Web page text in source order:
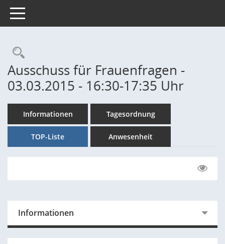
Toggle navigation
Rechercheauswahl
Ausschuss für Frauenfragen -
03.03.2015 - 16:30-17:35 Uhr
Informationen Tagesordnung
TOP-Liste Anwesenheit
Informationen